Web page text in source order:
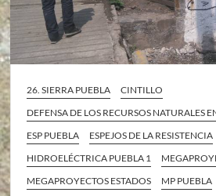
26. SIERRA PUEBLA
CINTILLO
DEFENSA DE LOS RECURSOS NATURALES
ESP PUEBLA
ESPEJOS DE LA RESISTENCIA
HIDROELÉCTRICA PUEBLA 1
MEGAPROYECTOS ESTADOS
MP PUEBLA